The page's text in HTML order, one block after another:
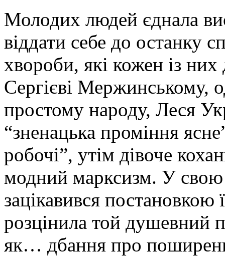
Молодих людей єднала
віддати себе до останку
хвороби, які кожен із
Сергієві
простому народу, Леся
“зненацька проміння
робочі”, утім дівоче
модний марксизм. У
зацікавився
розцінила той душевний
як… дбання про